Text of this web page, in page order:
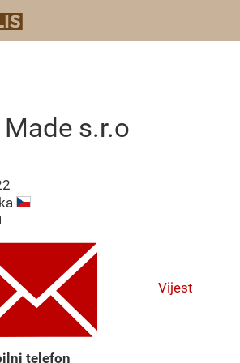
s.r.o
Vijest
telefon